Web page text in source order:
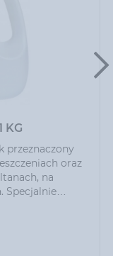
KG
przeznaczony
oraz
na
Specjalnie
go